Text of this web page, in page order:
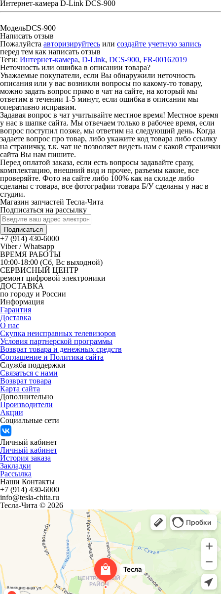
Интернет-камера D-Link DCS-900
МодельDCS-900
Написать отзыв
Пожалуйста авторизируйтесь или создайте учетную запись
перед тем как написать отзыв
Теги: Интернет-камера, D-Link, DCS-900, FR-00162019
Неточность или ошибка в описании товара?
Уважаемые покупатели, если Вы обнаружили неточность
описания или у вас возникли вопросы по какому-то товару,
можно задать вопрос прямо в чат на сайте, на который мы
ответим в течении 1-5 минут, если ошибка в описании мы
оперативно исправим.
Задавая вопрос в чат учитывайте местное время! Местное время
у нас в шапке сайта. Мы отвечаем только в рабочее время, если
вопрос поступил позже, мы ответим на следующий день. Когда
задаете вопрос про товар, либо укажите код товара либо ссылку
на страничку, т.к. чат не позволяет видеть нам с какой странички
сайта Вы нам пишите.
Перед оплатой заказа, если есть вопросы задавайте сразу,
комплектацию, внешний вид и прочее, разъемы какие, все
проверяйте. Фото на сайте либо 100% как на складе либо
сделаны с товара, все фотографии товара Б/У сделаны у нас в
студии.
Магазин запчастей Тесла-Чита
Подписаться на рассылку
Подписаться
+7 (914) 430-6000
Viber / Whatsapp
ВРЕМЯ РАБОТЫ
10:00-18:00 (Сб, Вс выходной)
СЕРВИСНЫЙ ЦЕНТР
ремонт цифровой электроники
ДОСТАВКА
по городу и России
Информация
Гарантия
Доставка
О нас
Скупка неисправных телевизоров
Условия партнерской программы
Возврат товара и денежных средств
Соглашение и Политика сайта
Служба поддержки
Связаться с нами
Возврат товара
Карта сайта
Дополнительно
Производители
Акции
Социальные сети
Личный кабинет
Личный кабинет
История заказа
Закладки
Рассылка
Наши Контакты
+7 (914) 430-6000
info@tesla-chita.ru
Тесла-Чита © 2026